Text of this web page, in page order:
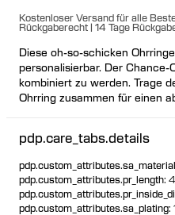
Kostenloser Versand für alle
Rückgaberecht | 14 Tage
Diese oh-so-schicken
personalisierbar. Der
kombiniert zu werden. Trage
Ohrring zusammen für einen
pdp.care_tabs.details
pdp.custom_attributes.pr_length:
pdp.custom_attributes.sa_plating: